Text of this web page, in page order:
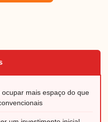
ocupar mais espaço do que